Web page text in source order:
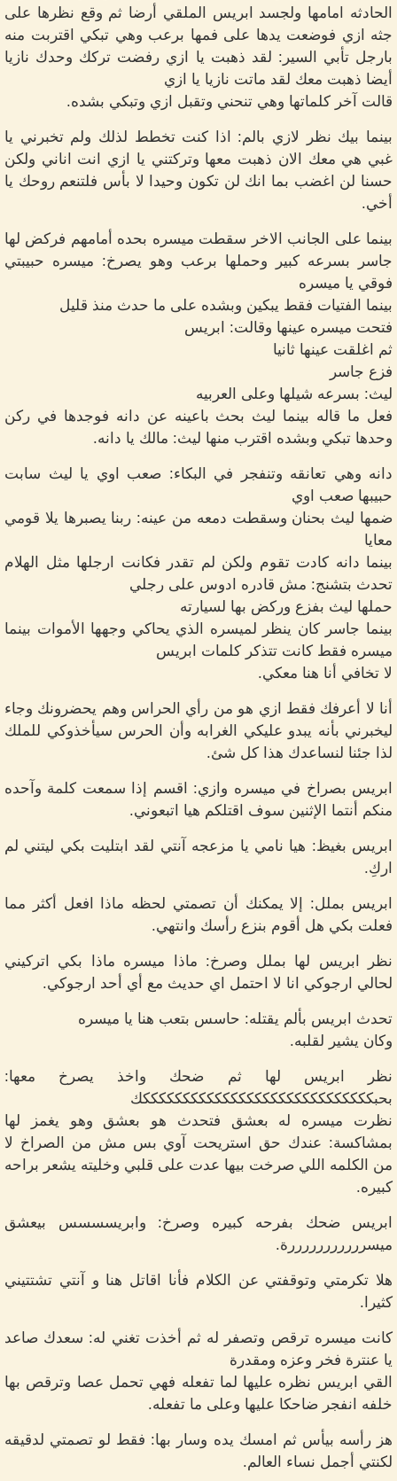
الحادثه امامها ولجسد ابريس الملقي أرضا ثم وقع نظرها على
جثه ازي فوضعت يدها على فمها برعب وهي تبكي اقتربت منه
بارجل تأبي السير: لقد ذهبت يا ازي رفضت تركك وحدك نازيا
أيضا ذهبت معك لقد ماتت نازيا يا ازي
قالت آخر كلماتها وهي تنحني وتقبل ازي وتبكي بشده.
بينما بيك نظر لازي بالم: اذا كنت تخطط لذلك ولم تخبرني يا
غبي هي معك الان ذهبت معها وتركتني يا ازي انت اناني ولكن
حسنا لن اغضب بما انك لن تكون وحيدا لا بأس فلتنعم روحك يا
أخي.
بينما على الجانب الاخر سقطت ميسره بحده أمامهم فركض لها
جاسر بسرعه كبير وحملها برعب وهو يصرخ: ميسره حبيبتي
فوقي يا ميسره
بينما الفتيات فقط يبكين وبشده على ما حدث منذ قليل
فتحت ميسره عينها وقالت: ابريس
ثم اغلقت عينها ثانيا
فزع جاسر
ليث: بسرعه شيلها وعلى العربيه
فعل ما قاله بينما ليث بحث باعينه عن دانه فوجدها في ركن
وحدها تبكي وبشده اقترب منها ليث: مالك يا دانه.
دانه وهي تعانقه وتنفجر في البكاء: صعب اوي يا ليث سابت
حبيبها صعب اوي
ضمها ليث بحنان وسقطت دمعه من عينه: ربنا يصبرها يلا قومي
معايا
بينما دانه كادت تقوم ولكن لم تقدر فكانت ارجلها مثل الهلام
تحدث بتشنج: مش قادره ادوس على رجلي
حملها ليث بفزع وركض بها لسيارته
بينما جاسر كان ينظر لميسره الذي يحاكي وجهها الأموات بينما
ميسره فقط كانت تتذكر كلمات ابريس
لا تخافي أنا هنا معكي.
أنا لا أعرفك فقط ازي هو من رأي الحراس وهم يحضرونك وجاء
ليخبرني بأنه يبدو عليكي الغرابه وأن الحرس سيأخذوكي للملك
لذا جئنا لنساعدك هذا كل شئ.
ابريس بصراخ في ميسره وازي: اقسم إذا سمعت كلمة وآحده
منكم أنتما الإثنين سوف اقتلكم هيا اتبعوني.
ابريس بغيظ: هيا نامي يا مزعجه آنتي لقد ابتليت بكي ليتني لم
اركِ.
ابريس بملل: إلا يمكنك أن تصمتي لحظه ماذا افعل أكثر مما
فعلت بكي هل أقوم بنزع رأسك وانتهي.
نظر ابريس لها بملل وصرخ: ماذا ميسره ماذا بكي اتركيني
لحالي ارجوكي انا لا احتمل اي حديث مع أي أحد ارجوكي.
تحدث ابريس بألم يقتله: حاسس بتعب هنا يا ميسره
وكان يشير لقلبه.
نظر ابريس لها ثم ضحك واخذ يصرخ معها:
بحبكككككككككككككككككككككككككككككك
نظرت ميسره له بعشق فتحدث هو بعشق وهو يغمز لها
بمشاكسة: عندك حق استريحت آوي بس مش من الصراخ لا
من الكلمه اللي صرخت بيها عدت على قلبي وخليته يشعر براحه
كبيره.
ابريس ضحك بفرحه كبيره وصرخ: وابريسسسس بيعشق
ميسرررررررررررة.
هلا تكرمتي وتوقفتي عن الكلام فأنا اقاتل هنا و آنتي تشتتيني
كثيرا.
كانت ميسره ترقص وتصفر له ثم أخذت تغني له: سعدك صاعد
يا عنترة فخر وعزه ومقدرة
القي ابريس نظره عليها لما تفعله فهي تحمل عصا وترقص بها
خلفه انفجر ضاحكا عليها وعلى ما تفعله.
هز رأسه بيأس ثم امسك يده وسار بها: فقط لو تصمتي لدقيقه
لكنتي أجمل نساء العالم.